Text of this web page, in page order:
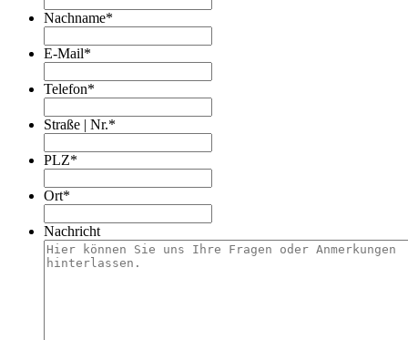
Nachname*
E-Mail*
Telefon*
Straße | Nr.*
PLZ*
Ort*
Nachricht